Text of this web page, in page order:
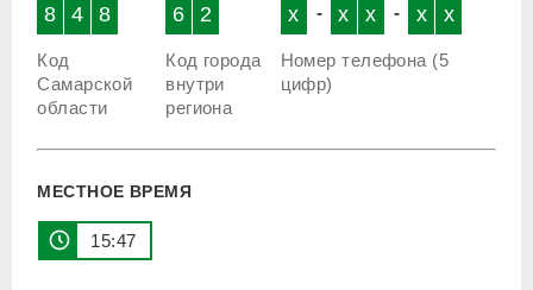
8 4 8
Код
Самарской
области
6 2
Код города
внутри
региона
x - x x - x x
Номер телефона (5
цифр)
МЕСТНОЕ ВРЕМЯ
15 47